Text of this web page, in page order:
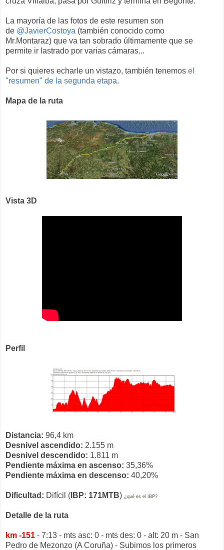
La mayoría de las fotos de este resumen son
de @JavierCostoya (también conocido como
Mr.Montaraz) que va tan sobrado últimamente que se
permite ir lastrado por varias cámaras...
Por si quieres echarle un vistazo, también tenemos el
"resumen" de la segunda etapa.
Mapa de la ruta
Vista 3D
Perfil
Distancia: 96,4 km
Desnivel ascendido: 2.155 m
Desnivel descendido: 1.811 m
Pendiente máxima en ascenso: 35,36%
Pendiente máxima en descenso: 40,20%
Dificultad: Difícil ( IBP: 171MTB) ¿qué es el IBP?
Detalle de la ruta
km -151 - 7:13 - mts asc: 0 - mts des: 0 - alt: 20 m - San
Pedro de Mezonzo (A Coruña) - Subimos los primeros